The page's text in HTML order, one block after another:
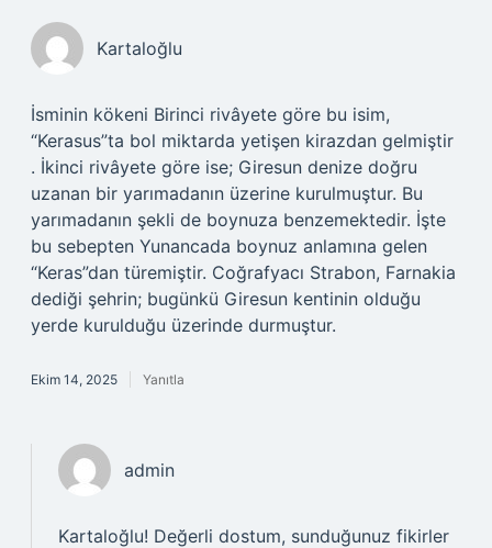
Kartaloğlu
İsminin kökeni Birinci rivâyete göre bu isim,
“Kerasus”ta bol miktarda yetişen kirazdan gelmiştir
. İkinci rivâyete göre ise; Giresun denize doğru
uzanan bir yarımadanın üzerine kurulmuştur. Bu
yarımadanın şekli de boynuza benzemektedir. İşte
bu sebepten Yunancada boynuz anlamına gelen
“Keras”dan türemiştir. Coğrafyacı Strabon, Farnakia
dediği şehrin; bugünkü Giresun kentinin olduğu
yerde kurulduğu üzerinde durmuştur.
Ekim 14, 2025 Yanıtla
admin
Kartaloğlu! Değerli dostum, sunduğunuz fikirler